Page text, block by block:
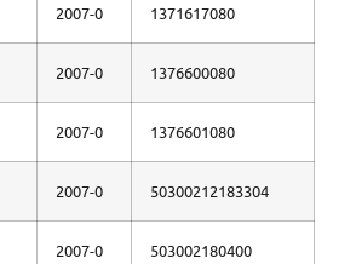
2007-0 1371617080
2007-0 1376600080
2007-0 1376601080
2007-0 50300212183304
2007-0 503002180400